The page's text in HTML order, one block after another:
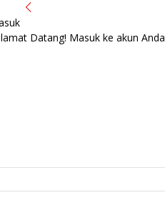
Datang! Masuk ke akun Anda